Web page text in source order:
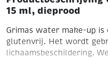
15 ml, dieprood
Grimas water make-up is
glutenvrij. Het wordt
lichaamsbeschildering.